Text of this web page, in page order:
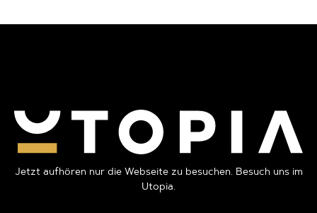
Jetzt aufhören nur die Webseite zu besuchen. Besuch uns im
Utopia.